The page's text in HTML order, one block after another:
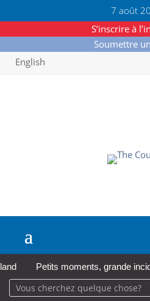
7 août
S’inscrire à
Soumettre
English
Petits moments, grande